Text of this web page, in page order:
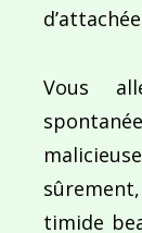
Namibie,
Vous
timide